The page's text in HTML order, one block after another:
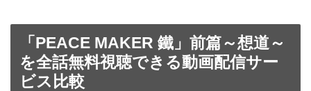
「PEACE MAKER 鐵」前篇～想道～
を全話無料視聴できる動画配信サー
ビス比較